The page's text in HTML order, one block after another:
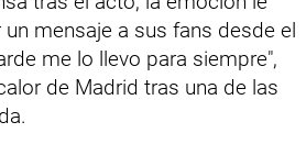
mensaje a sus fans desde el
me lo llevo para siempre",
de Madrid tras una de las